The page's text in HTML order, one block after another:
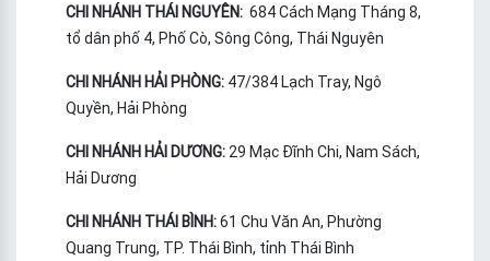
CHI NHÁNH THÁI NGUYÊN: 684 Cách Mạng Tháng 8,
tổ dân phố 4, Phố Cò, Sông Công, Thái Nguyên
CHI NHÁNH HẢI PHÒNG: 47/384 Lạch Tray, Ngô
Quyền, Hải Phòng
CHI NHÁNH HẢI DƯƠNG: 29 Mạc Đĩnh Chi, Nam Sách,
Hải Dương
CHI NHÁNH THÁI BÌNH:61 Chu Văn An, Phường
Quang Trung, TP. Thái Bình, tỉnh Thái Bình